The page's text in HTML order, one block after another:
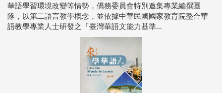
華語學習環境改變等情勢，僑務委員會特別邀集專業編撰團
隊，以第二語言教學概念，並依據中華民國國家教育院整合華
語教學專業人士研發之「臺灣華語文能力基準...